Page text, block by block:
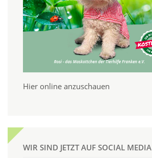
Hier online anzuschauen
WIR SIND JETZT AUF SOCIAL MEDIA